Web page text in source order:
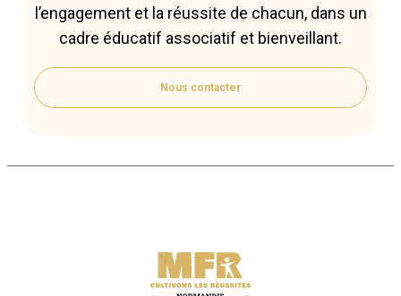
l’engagement et la réussite de chacun, dans un
cadre éducatif associatif et bienveillant.
Nous contacter